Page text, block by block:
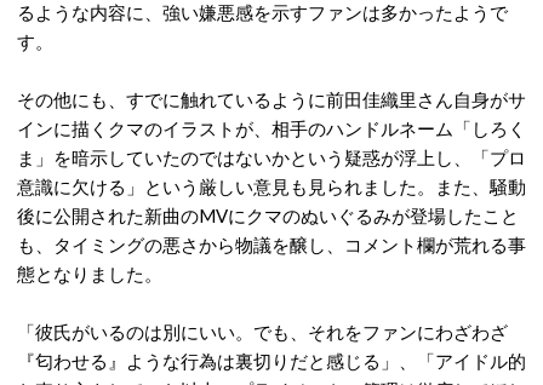
るような内容に、強い嫌悪感を示すファンは多かったようで
す。
その他にも、すでに触れているように前田佳織里さん自身がサ
インに描くクマのイラストが、相手のハンドルネーム「しろく
ま」を暗示していたのではないかという疑惑が浮上し、「プロ
意識に欠ける」という厳しい意見も見られました。
また、騒動
後に公開された新曲のMVにクマのぬいぐるみが登場したこと
も、タイミングの悪さから物議を醸し、コメント欄が荒れる事
態となりました。
「彼氏がいるのは別にいい。でも、それをファンにわざわざ
『匂わせる』ような行為は裏切りだと感じる」、「アイドル的